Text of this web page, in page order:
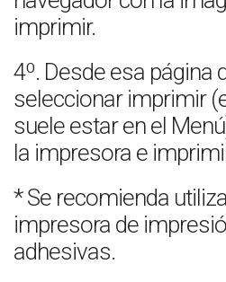
imprimir.
4º. Desde esa página
seleccionar imprimir
suele estar en el
la impresora e
* Se recomienda
impresora de
adhesivas.